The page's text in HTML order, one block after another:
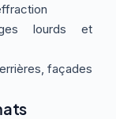
lourds et
façades